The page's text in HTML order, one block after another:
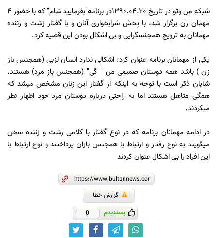
شبکه من وتو در تاریخ 1390.04.20در برنامه"بفرمایید شام" که با حضور 4
مهمان زن برگزار شد، با پخش شرابخواری آنان و با گفتار زشت و زننده
مهمانان به ترویج همجنسگرایی و بی اشکال بودن این قضیه کرد.
یکی از مهمانان برنامه عنوان کرد: اشکالی ندارد انسان لزبی (همجنس باز
زن ) باشد همه دوستان صمیمی من " گی" (همجنس باز مرد) هستند.
شایان ذکر است با توجه به اینکه از گفتار این زنان مشخص میشد که
همگی متاهل هستند اما به راحتی درباره دوستان مرد خود اظهار نظر
میکردند.
در ادامه مهمانان برنامه که در نوع گفتار با کلامی زشت و زننده سخن
میگویند به نوع رفتار و ارتباط با همجنس بازان پرداختند و نوع ارتباط با
این افراد را بی اشکال عنوان کردند
گزارش خطا
پسندیدم 0